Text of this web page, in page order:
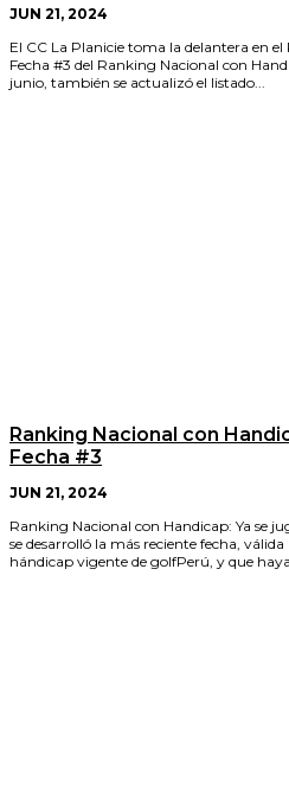
JUN 21, 2024
El CC La Planicie toma la delantera en
Fecha #3 del Ranking Nacional con
junio, también se actualizó el listado...
Ranking Nacional con
Fecha #3
JUN 21, 2024
Ranking Nacional con Handicap: Ya se
se desarrolló la más reciente fecha,
hándicap vigente de golfPerú, y que